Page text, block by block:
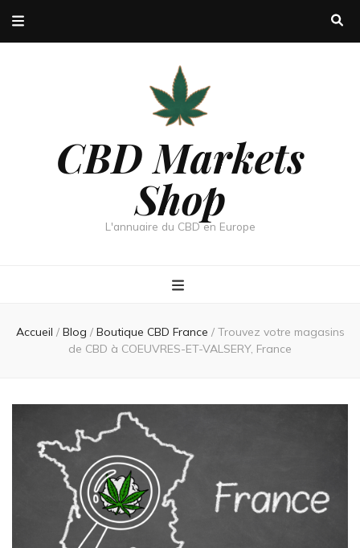
CBD Markets
Shop
L'annuaire du CBD en Europe
Accueil / Blog / Boutique CBD France / Trouvez votre magasins
de CBD à COEUVRES-ET-VALSERY, France